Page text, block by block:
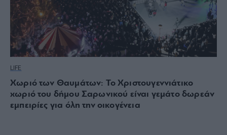
LIFE
Χωριό των Θαυμάτων: Το Χριστουγεννιάτικο
χωριό του δήμου Σαρωνικού είναι γεμάτο δωρεάν
εμπειρίες για όλη την οικογένεια